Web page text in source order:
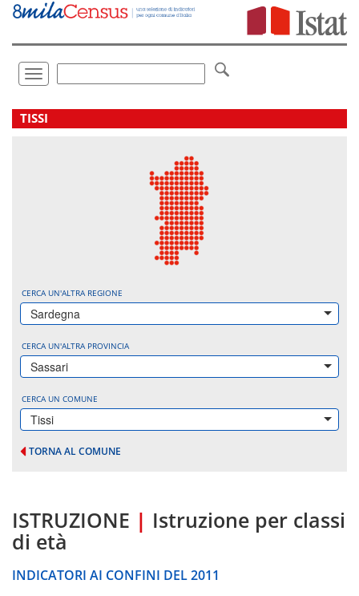
Vai
direttamente
Toggle
navigation
.
TISSI
CERCA UN'ALTRA REGIONE
Sardegna
CERCA UN'ALTRA PROVINCIA
Sassari
CERCA UN COMUNE
Tissi
TORNA AL COMUNE
ISTRUZIONE | Istruzione per classi
di età
INDICATORI AI CONFINI DEL 2011